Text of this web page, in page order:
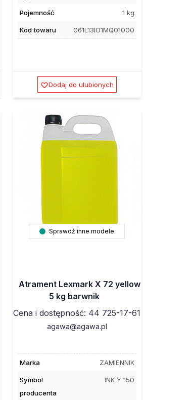
Pojemność 1 kg
Kod towaru 061L13IO1MQ01000
Dodaj do ulubionych
Sprawdź inne modele
Atrament Lexmark X 72 yellow
5 kg barwnik
Cena i dostępność: 44 725-17-61
agawa@agawa.pl
Marka ZAMIENNIK
Symbol
producenta
INK Y 150